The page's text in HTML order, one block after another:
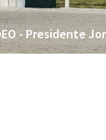
- Presidente